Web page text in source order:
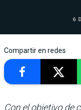
6
Compartir en redes
Con el objetivo de